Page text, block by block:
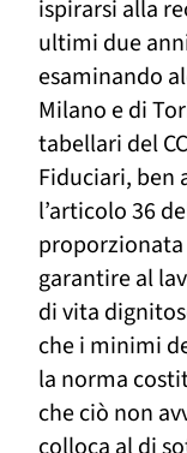
ispirarsi alla
ultimi due
esaminando
Milano e di
tabellari del
Fiduciari, ben
l’articolo 36
garantire al
di vita
che i minimi
la norma
che ciò non